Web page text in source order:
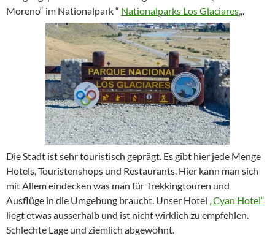
Moreno“ im Nationalpark “ Nationalparks Los Glaciares
Die Stadt ist sehr touristisch geprägt. Es gibt hier jede Menge
Hotels, Touristenshops und Restaurants. Hier kann man sich
mit Allem eindecken was man für Trekkingtouren und
Ausflüge in die Umgebung braucht. Unser Hotel „Cyan Hotel“
liegt etwas ausserhalb und ist nicht wirklich zu empfehlen.
Schlechte Lage und ziemlich abgewohnt.